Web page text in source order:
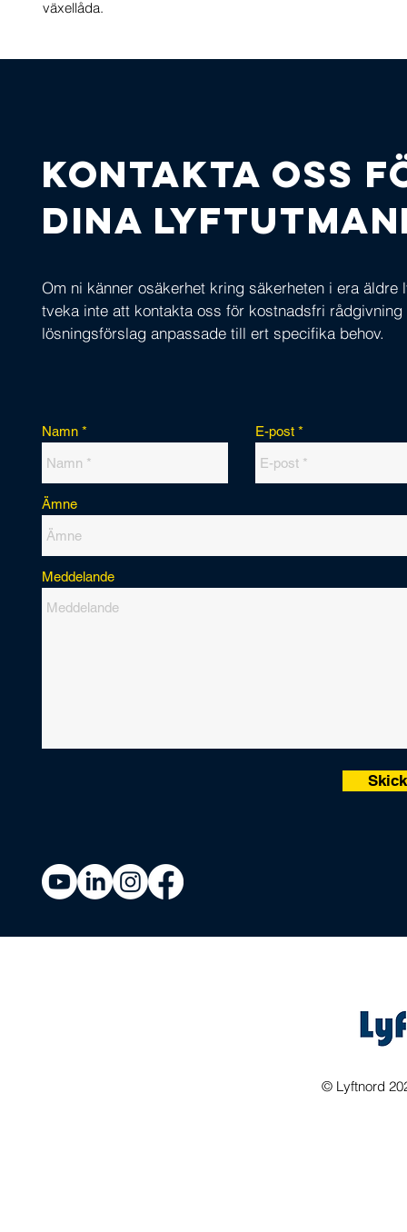
växellåda.
Kontakta oss
dina
Om ni känner osäkerhet kring säkerheten i era äldre
tveka inte att kontakta oss för kostnadsfri rådgivning
lösningsförslag anpassade till ert specifika behov.
Namn E-post
Ämne
Meddelande
© Lyftnord